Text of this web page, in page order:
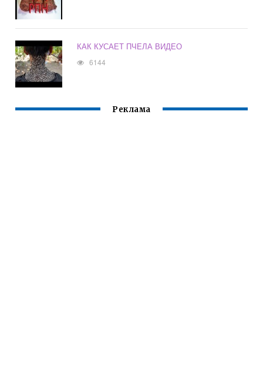
КАК КУСАЕТ ПЧЕЛА ВИДЕО
6144
Реклама